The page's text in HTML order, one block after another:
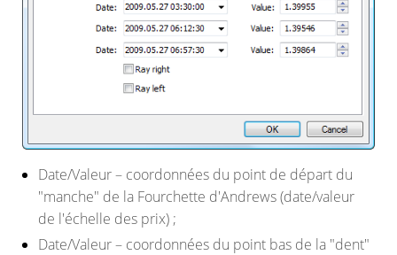
Date/Valeur– coordonnées du point de départ du
"manche" de la Fourchette d'Andrews (date/valeur
de l'échelle des prix) ;
Date/Valeur– coordonnées du point bas de la "dent"